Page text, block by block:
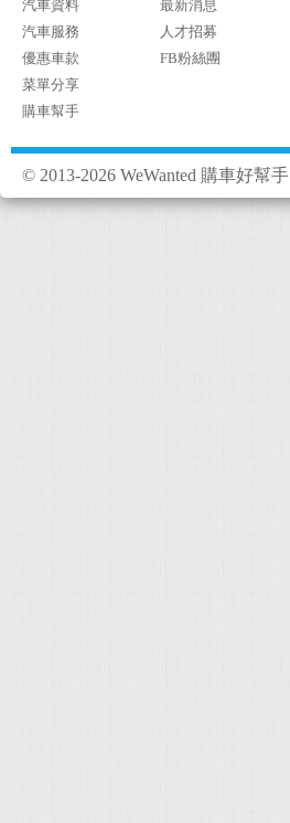
汽車資料
汽車服務
優惠車款
菜單分享
購車幫手
最新消息
人才招募
FB粉絲團
© 2013-2026 WeWanted 購車好幫手